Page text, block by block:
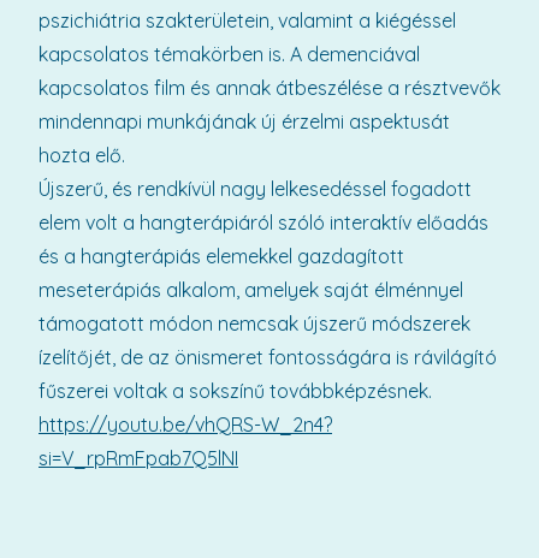
pszichiátria szakterületein, valamint a kiégéssel
kapcsolatos témakörben is. A demenciával
kapcsolatos film és annak átbeszélése a résztvevők
mindennapi munkájának új érzelmi aspektusát
hozta elő.
Újszerű, és rendkívül nagy lelkesedéssel fogadott
elem volt a hangterápiáról szóló interaktív előadás
és a hangterápiás elemekkel gazdagított
meseterápiás alkalom, amelyek saját élménnyel
támogatott módon nemcsak újszerű módszerek
ízelítőjét, de az önismeret fontosságára is rávilágító
fűszerei voltak a sokszínű továbbképzésnek.
https://youtu.be/vhQRS-W_2n4?
si=V_rpRmFpab7Q5lNI